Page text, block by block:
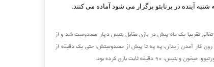
آینده در برنابئو برگزار می شود آماده می کنند.
تقریبا یک ماه پیش در بازی مقابل بتیس دچار مصدومیت شد و از
کار آمدن زیدان، په په تا پیش از مصدومیتش، حتی یک دقیقه از
۹۰ دقیقه ثابت بازی کرده بود.